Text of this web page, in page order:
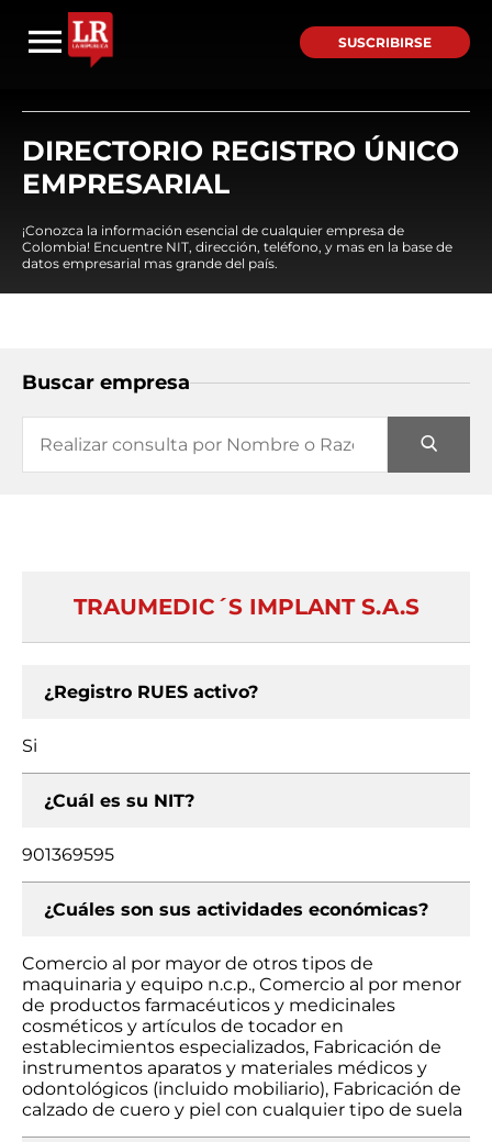
SUSCRIBIRSE
DIRECTORIO REGISTRO ÚNICO
EMPRESARIAL
¡Conozca la información esencial de cualquier empresa de
Colombia! Encuentre NIT, dirección, teléfono, y mas en la base de
datos empresarial mas grande del país.
Buscar empresa
TRAUMEDIC´S IMPLANT S.A.S
¿Registro RUES activo?
Si
¿Cuál es su NIT?
901369595
¿Cuáles son sus actividades económicas?
Comercio al por mayor de otros tipos de
maquinaria y equipo n.c.p., Comercio al por menor
de productos farmacéuticos y medicinales
cosméticos y artículos de tocador en
establecimientos especializados, Fabricación de
instrumentos aparatos y materiales médicos y
odontológicos (incluido mobiliario), Fabricación de
calzado de cuero y piel con cualquier tipo de suela